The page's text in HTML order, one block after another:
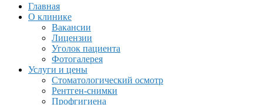
Главная
О клинике
Вакансии
Лицензии
Уголок пациента
Фотогалерея
Услуги и цены
Стоматологический осмотр
Рентген-снимки
Профгигиена